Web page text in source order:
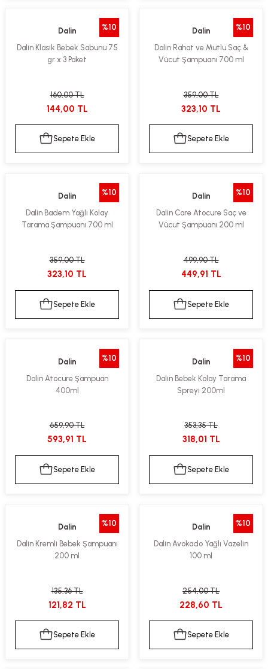
%10
Dalin
Dalin Klasik Bebek Sabunu 75
gr x 3 Paket
160,00 TL
144,00 TL
Sepete Ekle
%10
Dalin
Dalin Rahat ve Mutlu Saç &
Vücut Şampuanı 700 ml
359,00 TL
323,10 TL
Sepete Ekle
%10
Dalin
Dalin Badem Yağlı Kolay
Tarama Şampuanı 700 ml
359,00 TL
323,10 TL
Sepete Ekle
%10
Dalin
Dalin Care Atocure Saç ve
Vücut Şampuanı 200 ml
499,90 TL
449,91 TL
Sepete Ekle
%10
Dalin
Dalin Atocure Şampuan
400ml
659,90 TL
593,91 TL
Sepete Ekle
%10
Dalin
Dalin Bebek Kolay Tarama
Spreyi 200ml
353,35 TL
318,01 TL
Sepete Ekle
%10
Dalin
Dalin Kremli Bebek Şampuanı
200 ml
135,36 TL
121,82 TL
Sepete Ekle
%10
Dalin
Dalin Avokado Yağlı Vazelin
100 ml
254,00 TL
228,60 TL
Sepete Ekle